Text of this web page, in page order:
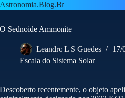
Pular
para
conteúdo
Astronomia.Blog.Br
O Sednoide Ammonite
Leandro L S Guedes
17/
Escala do Sistema Solar
Descoberto recentemente, o objeto